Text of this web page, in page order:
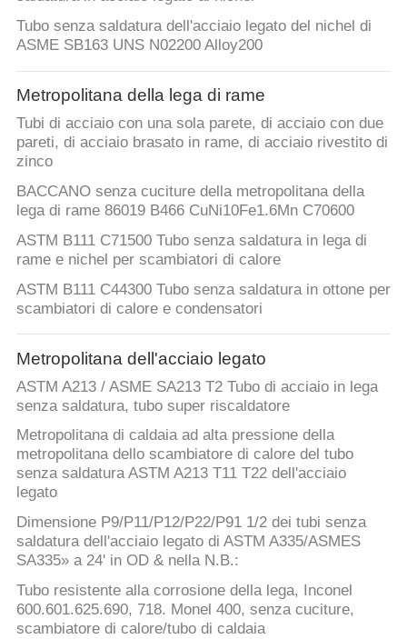
Tubo senza saldatura dell'acciaio legato del nichel di
ASME SB163 UNS N02200 Alloy200
Metropolitana della lega di rame
Tubi di acciaio con una sola parete, di acciaio con due
pareti, di acciaio brasato in rame, di acciaio rivestito di
zinco
BACCANO senza cuciture della metropolitana della
lega di rame 86019 B466 CuNi10Fe1.6Mn C70600
ASTM B111 C71500 Tubo senza saldatura in lega di
rame e nichel per scambiatori di calore
ASTM B111 C44300 Tubo senza saldatura in ottone per
scambiatori di calore e condensatori
Metropolitana dell'acciaio legato
ASTM A213 / ASME SA213 T2 Tubo di acciaio in lega
senza saldatura, tubo super riscaldatore
Metropolitana di caldaia ad alta pressione della
metropolitana dello scambiatore di calore del tubo
senza saldatura ASTM A213 T11 T22 dell'acciaio
legato
Dimensione P9/P11/P12/P22/P91 1/2 dei tubi senza
saldatura dell'acciaio legato di ASTM A335/ASMES
SA335» a 24' in OD & nella N.B.:
Tubo resistente alla corrosione della lega, Inconel
600.601.625.690, 718. Monel 400, senza cuciture,
scambiatore di calore/tubo di caldaia